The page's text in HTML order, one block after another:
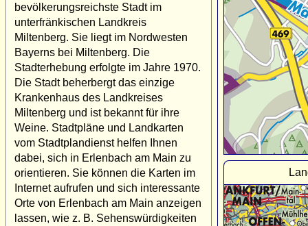
bevölkerungsreichste Stadt im
unterfränkischen Landkreis
Miltenberg. Sie liegt im Nordwesten
Bayerns bei Miltenberg. Die
Stadterhebung erfolgte im Jahre 1970.
Die Stadt beherbergt das einzige
Krankenhaus des Landkreises
Miltenberg und ist bekannt für ihre
Weine. Stadtpläne und Landkarten
vom Stadtplandienst helfen Ihnen
dabei, sich in Erlenbach am Main zu
orientieren. Sie können die Karten im
Internet aufrufen und sich interessante
Orte von Erlenbach am Main anzeigen
lassen, wie z. B. Sehenswürdigkeiten